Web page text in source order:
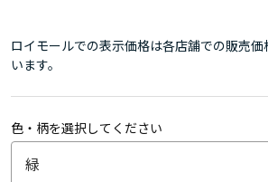
ロイモールでの表示価格は各店舗での販売
います。
色・柄を選択してください